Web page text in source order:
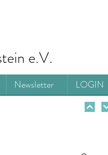
Newsletter LOGIN
e.V.